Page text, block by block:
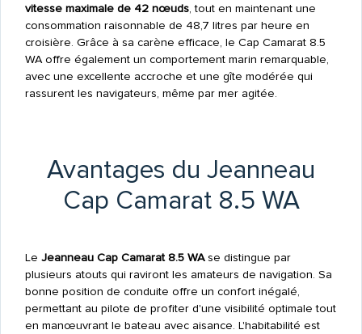
vitesse maximale de 42 nœuds, tout en maintenant une
consommation raisonnable de 48,7 litres par heure en
croisière. Grâce à sa carène efficace, le Cap Camarat 8.5
WA offre également un comportement marin remarquable,
avec une excellente accroche et une gîte modérée qui
rassurent les navigateurs, même par mer agitée.
Avantages du Jeanneau
Cap Camarat 8.5 WA
Le Jeanneau Cap Camarat 8.5 WAse distingue par
plusieurs atouts qui raviront les amateurs de navigation. Sa
bonne position de conduite offre un confort inégalé,
permettant au pilote de profiter d'une visibilité optimale tout
en manœuvrant le bateau avec aisance. L'habitabilité est